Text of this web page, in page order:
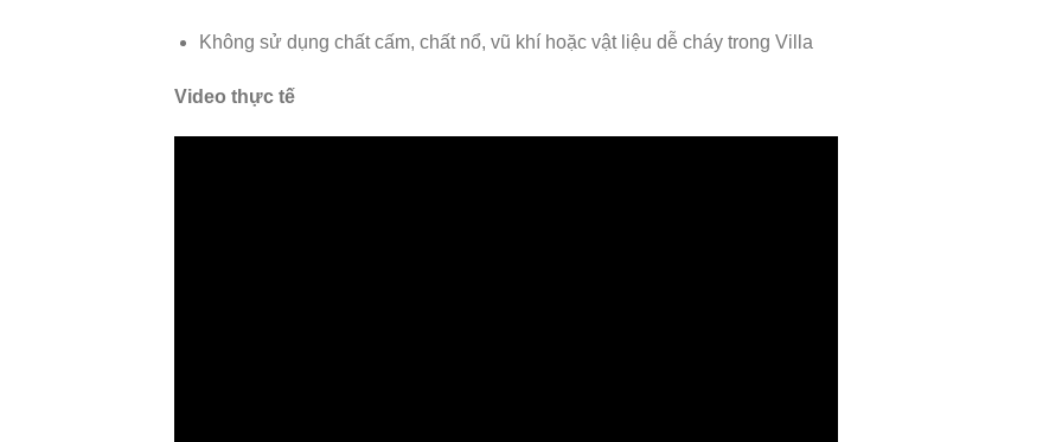
Không sử dụng chất cấm, chất nổ, vũ khí hoặc vật liệu dễ cháy trong Villa
Video thực tế